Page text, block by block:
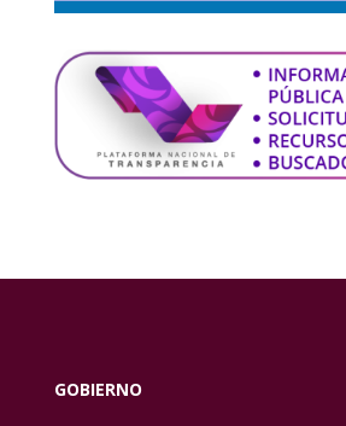
GOBIERNO